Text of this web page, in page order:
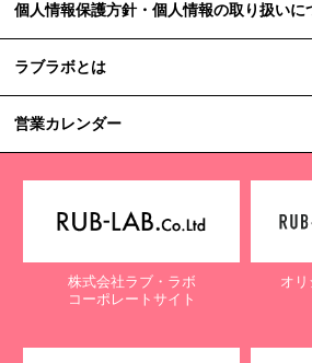
正等、利用停止等の請求
当社は、ご本人様からの求めに応じ、当社
情報の利用目的の通知、開示、訂正・追加
または第三者提供の停止等のご請求を受け
【個人情報保護に関するお問合せ先】
株式会社ラブ・ラボ
電話：087-847-2000
電子メール：info@rub-lab.com
【認定個人情報保護団体の名称及び、苦情
個人情報保護方針・個人情報の取り扱いに
ラブラボとは
営業カレンダー
株式会社ラブ・ラボ
コーポレートサイト
オ